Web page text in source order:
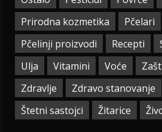
Prirodna kozmetika
Pčelari
Pčelinji proizvodi
Recepti
Ulja
Vitamini Voće
Zdravlje
Zdravo stanovanje
Štetni sastojci
Žitarice